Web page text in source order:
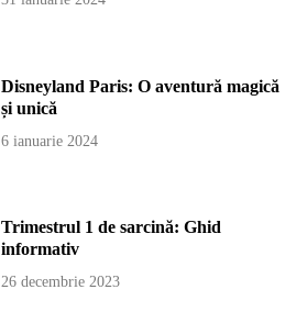
Disneyland Paris: O aventură magică
și unică
6 ianuarie 2024
Trimestrul 1 de sarcină: Ghid
informativ
26 decembrie 2023